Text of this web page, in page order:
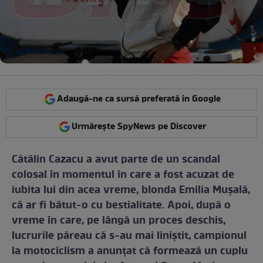
Adaugă-ne ca sursă preferată în Google
Urmărește SpyNews pe Discover
Cătălin Cazacu a avut parte de un scandal
colosal în momentul în care a fost acuzat de
iubita lui din acea vreme, blonda Emilia Mușală,
că ar fi bătut-o cu bestialitate. Apoi, după o
vreme în care, pe lângă un proces deschis,
lucrurile păreau că s-au mai liniștit, campionul
la motociclism a anunțat că formează un cuplu